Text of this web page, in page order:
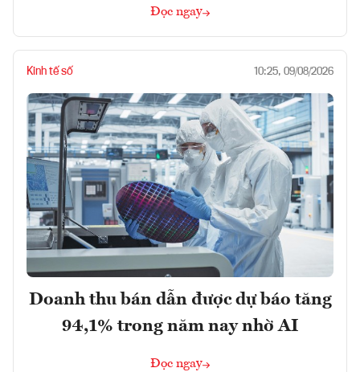
Đọc ngay
Kinh tế số 10:25, 09/08/2026
Doanh thu bán dẫn được dự báo tăng
94,1% trong năm nay nhờ AI
Đọc ngay